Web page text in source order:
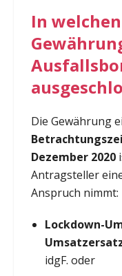
In
Die Gewährung
Dezember 2020
Antragsteller
Anspruch nimmt:
Lockdown-
idgF. oder